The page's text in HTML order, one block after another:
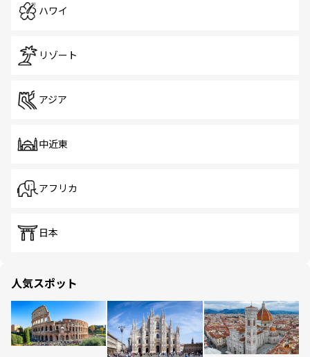
ハワイ
リゾート
アジア
中近東
アフリカ
日本
人気スポット